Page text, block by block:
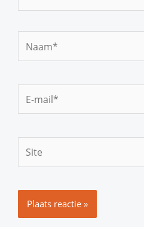
mail*
Site